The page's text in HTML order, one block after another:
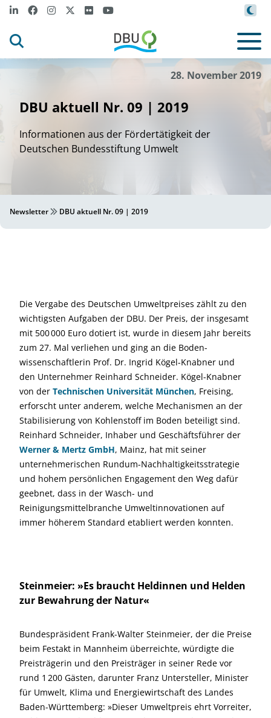
28. November 2019
DBU aktuell Nr. 09 | 2019
Informationen aus der Fördertätigkeit der
Deutschen Bundesstiftung Umwelt
Newsletter DBU aktuell Nr. 09 | 2019
Die Vergabe des Deutschen Umweltpreises zählt zu den
wichtigsten Aufgaben der DBU. Der Preis, der insgesamt
mit 500 000 Euro dotiert ist, wurde in diesem Jahr bereits
zum 27. Mal verliehen und ging an die Boden­
wissenschaftlerin Prof. Dr. Ingrid Kögel-Knabner und
den Unternehmer Reinhard Schneider. Kögel-Knabner
von der Technischen Universität München, Freising,
erforscht unter anderem, welche Mechanismen an der
Stabilisierung von Kohlenstoff im Boden beteiligt sind.
Reinhard Schneider, Inhaber und Geschäftsführer der
Werner & Mertz GmbH, Mainz, hat mit seiner
unternehmerischen Rundum-Nachhaltigkeits­strategie
und hohem persönlichen Engagement den Weg dafür
geebnet, dass in der Wasch- und
Reinigungsmittelbranche Umweltinnovationen auf
immer höherem Standard etabliert werden konnten.
Steinmeier: »Es braucht Heldinnen und Helden
zur Bewahrung der Natur«
Bundespräsident Frank-Walter Steinmeier, der die Preise
beim Festakt in Mannheim überreichte, würdigte die
Preisträgerin und den Preisträger in seiner Rede vor
rund 1 200 Gästen, darunter Franz Untersteller, Minister
für Umwelt, Klima und Energie­wirtschaft des Landes
Baden-Württem­berg: »Dieser Umweltpreis ehrt Vorreiter,